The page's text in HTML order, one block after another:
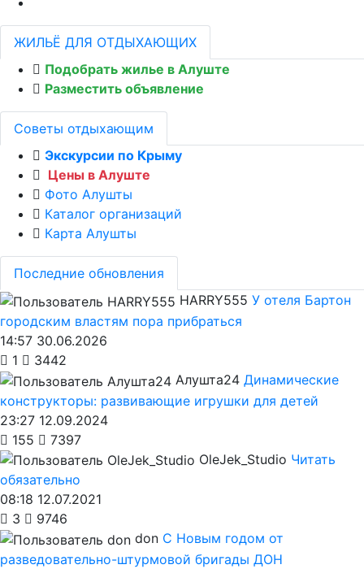
ЖИЛЬЁ ДЛЯ ОТДЫХАЮЩИХ
Подобрать жилье в Алуште
Разместить объявление
Советы отдыхающим
Экскурсии по Крыму
Цены в Алуште
Фото Алушты
Каталог организаций
Карта Алушты
Последние обновления
HARRY555 У отеля Бартон
городским властям пора прибраться
14:57 30.06.2026
1
3442
Алушта24 Динамические
конструкторы: развивающие игрушки для детей
23:27 12.09.2024
155
7397
OleJek_Studio Читать
обязательно
08:18 12.07.2021
3
9746
don С Новым годом от
разведовательно-штурмовой бригады ДОН